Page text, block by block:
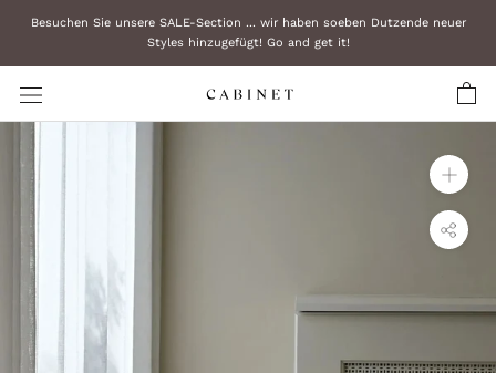
überspringen
Besuchen Sie unsere SALE-Section ... wir haben soeben Dutzende neuer
Styles hinzugefügt! Go and get it!